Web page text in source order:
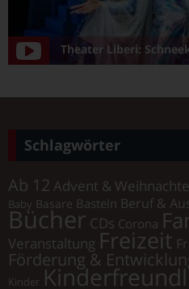
Theater Liberi: Schneekönigin,
Schlagwörter
Ab 12 Advent &
Baby Basare Basteln Beruf &
Bücher CDs Corona
Veranstaltung Freizeit
Förderung &
Kinder